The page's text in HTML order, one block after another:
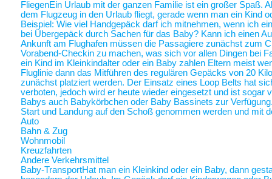
FliegenEin Urlaub mit der ganzen Familie ist ein großer Spaß.
dem Flugzeug in den Urlaub fliegt, gerade wenn man ein Kind
Beispiel: Wie viel Handgepäck darf ich mitnehmen, wenn ich
bei Übergepäck durch Sachen für das Baby? Kann ich einen
Ankunft am Flughafen müssen die Passagiere zunächst zum
Vorabend-Checkin zu machen, was sich vor allen Dingen bei
ein Kind im Kleinkindalter oder ein Baby zahlen Eltern meist
Fluglinie dann das Mitführen des regulären Gepäcks von 20
zunächst platziert werden. Der Einsatz eines Loop Belts hat
verboten, jedoch wird er heute wieder eingesetzt und ist sogar
Babys auch Babykörbchen oder Baby Bassinets zur
Start und Landung auf den Schoß genommen werden und mit
Auto
Bahn & Zug
Wohnmobil
Kreuzfahrten
Andere Verkehrsmittel
Baby-TransportHat man ein Kleinkind oder ein Baby, dann